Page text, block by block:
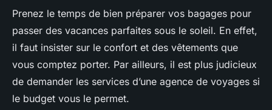
Prenez le temps de bien préparer vos bagages pour
passer des vacances parfaites sous le soleil. En effet,
il faut insister sur le confort et des vêtements que
vous comptez porter. Par ailleurs, il est plus judicieux
de demander les services d’une agence de voyages si
le budget vous le permet.